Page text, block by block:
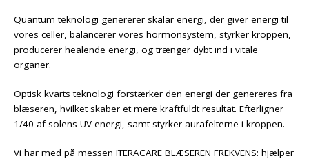
Quantum teknologi genererer skalar energi, der giver energi til
vores celler, balancerer vores hormonsystem, styrker kroppen,
producerer healende energi, og trænger dybt ind i vitale
organer.
Optisk kvarts teknologi forstærker den energi der genereres fra
blæseren, hvilket skaber et mere kraftfuldt resultat. Efterligner
1/40 af solens UV-energi, samt styrker aurafelterne i kroppen.
Vi har med på messen ITERACARE BLÆSEREN FREKVENS: hjælper